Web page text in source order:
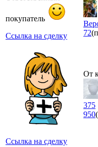
покупатель
Ссылка на сделку
72
Ссылка на сделку
От
375
950